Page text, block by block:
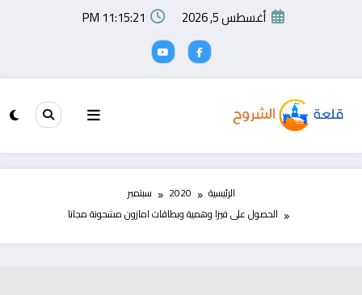
أغسطس 5, 2026 11:15:22 PM
الرئيسية 2020
سبتمبر
الحصول على فيزا وهمية وبطاقات امازون مشحونة مجانا